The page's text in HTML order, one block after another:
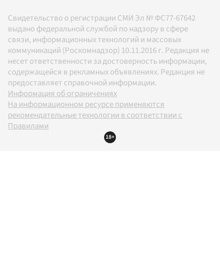
Свидетельство о регистрации СМИ Эл № ФС77-67642
выдано федеральной службой по надзору в сфере
связи, информационных технологий и массовых
коммуникаций (Роскомнадзор) 10.11.2016 г. Редакция не
несет ответственности за достоверность информации,
содержащейся в рекламных объявлениях. Редакция не
предоставляет справочной информации.
Информация об ограничениях
На информационном ресурсе применяются
рекомендательные технологии в соответствии с
Правилами
18+